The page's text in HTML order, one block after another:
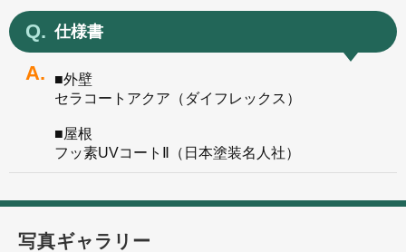
仕様書
■外壁
セラコートアクア（ダイフレックス）
■屋根
フッ素UVコートⅡ（日本塗装名人社）
写真ギャラリー